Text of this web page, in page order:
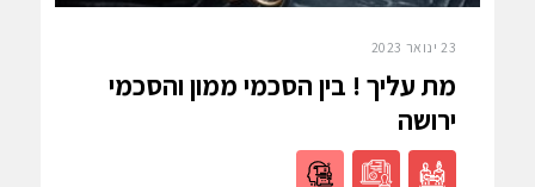
23 ינואר 2023
מת עליך ! בין הסכמי ממון והסכמי
ירושה